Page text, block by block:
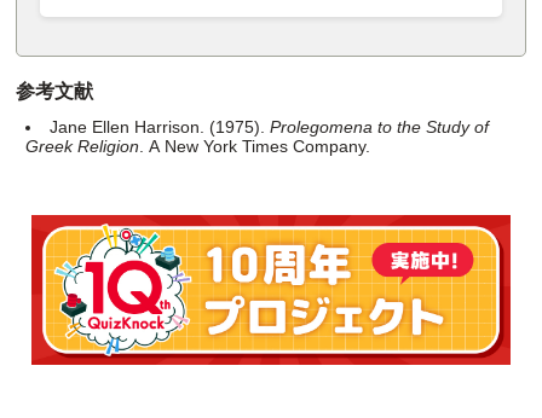
参考文献
Jane Ellen Harrison. (1975). Prolegomena to the Study of
Greek Religion . A New York Times Company.